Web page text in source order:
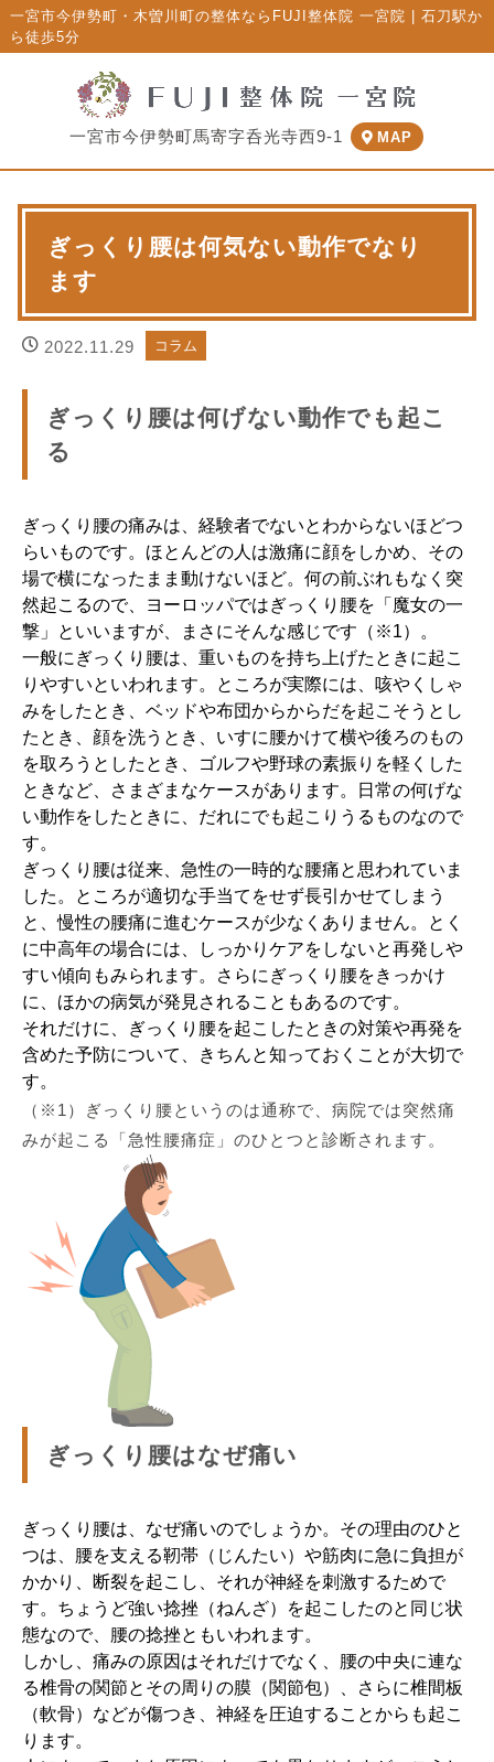
一宮市今伊勢町・木曽川町の整体ならFUJI整体院 一宮院 | 石刀駅か
ら徒歩5分
一宮市今伊勢町馬寄字呑光寺西9-1 MAP
ぎっくり腰は何気ない動作でなり
ます
2022.11.29 コラム
ぎっくり腰は何げない動作でも起こ
る
ぎっくり腰の痛みは、経験者でないとわからないほどつ
らいものです。ほとんどの人は激痛に顔をしかめ、その
場で横になったまま動けないほど。何の前ぶれもなく突
然起こるので、ヨーロッパではぎっくり腰を「魔女の一
撃」といいますが、まさにそんな感じです（※1）。
一般にぎっくり腰は、重いものを持ち上げたときに起こ
りやすいといわれます。ところが実際には、咳やくしゃ
みをしたとき、ベッドや布団からからだを起こそうとし
たとき、顔を洗うとき、いすに腰かけて横や後ろのもの
を取ろうとしたとき、ゴルフや野球の素振りを軽くした
ときなど、さまざまなケースがあります。日常の何げな
い動作をしたときに、だれにでも起こりうるものなので
す。
ぎっくり腰は従来、急性の一時的な腰痛と思われていま
した。ところが適切な手当てをせず長引かせてしまう
と、慢性の腰痛に進むケースが少なくありません。とく
に中高年の場合には、しっかりケアをしないと再発しや
すい傾向もみられます。さらにぎっくり腰をきっかけ
に、ほかの病気が発見されることもあるのです。
それだけに、ぎっくり腰を起こしたときの対策や再発を
含めた予防について、きちんと知っておくことが大切で
す。
（※1）ぎっくり腰というのは通称で、病院では突然痛
みが起こる「急性腰痛症」のひとつと診断されます。
ぎっくり腰はなぜ痛い
ぎっくり腰は、なぜ痛いのでしょうか。その理由のひと
つは、腰を支える靭帯（じんたい）や筋肉に急に負担が
かかり、断裂を起こし、それが神経を刺激するためで
す。ちょうど強い捻挫（ねんざ）を起こしたのと同じ状
態なので、腰の捻挫ともいわれます。
しかし、痛みの原因はそれだけでなく、腰の中央に連な
る椎骨の関節とその周りの膜（関節包）、さらに椎間板
（軟骨）などが傷つき、神経を圧迫することからも起こ
ります。